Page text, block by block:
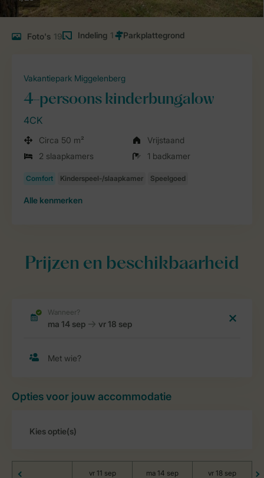
Foto's 19 Indeling 1
Vakantiepark Miggelenberg
4-persoons kinderbungalow
4CK
Circa 50 m²
Vrijstaand
2 slaapkamers
1 badkamer
Alle kenmerken
Prijzen en beschikbaarheid
Opties voor jouw accommodatie
vr 11 sep ma 14 sep vr 18 sep